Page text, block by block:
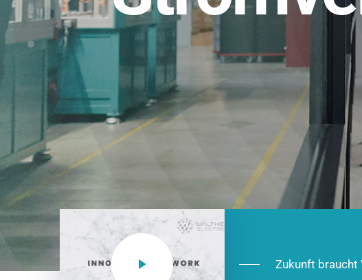
NEO CEE: Energieverteilung mit System. Robust im
effizient in der Installation, zukunftsfähig im
Zukunft braucht